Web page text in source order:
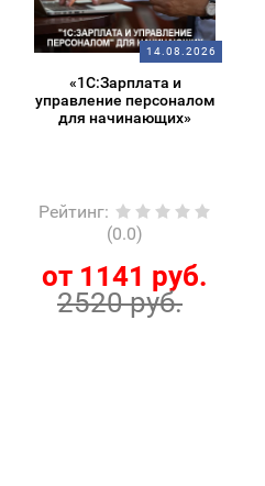
14.08.2026
«1С:Зарплата и
управление персоналом
для начинающих»
Рейтинг:
(0.0)
от 1141 руб.
2520 руб.